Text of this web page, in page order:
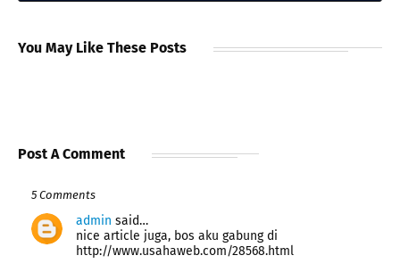
You May Like These Posts
Post A Comment
5 Comments
admin said…
nice article juga, bos aku gabung di
http://www.usahaweb.com/28568.html